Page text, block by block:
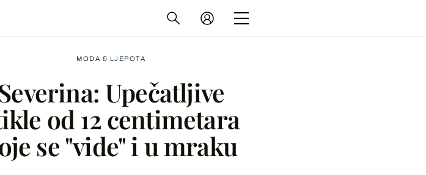
MODA & LJEPOTA
Upečatljive
od 12 centimetara
se "vide" i u mraku